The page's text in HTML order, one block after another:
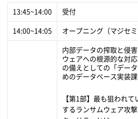
13:45~14:00 受付
14:00~14:05 オープニング（マジセミ
内部データの搾取と侵
ウェアへの根源的な対
の備えとしての「デー
めのデータベース実装
【第1部】最も狙われ
するランサムウェア攻